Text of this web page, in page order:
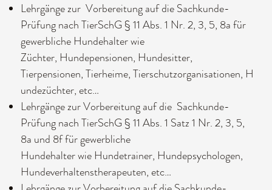
Lehrgänge zur Vorbereitung auf die Sachkunde-
Prüfung nach TierSchG § 11 Abs. 1 Nr. 2, 3, 5, 8a für
gewerbliche Hundehalter wie
Züchter, Hundepensionen, Hundesitter,
Tierpensionen, Tierheime, Tierschutzorganisationen, H
undezüchter, etc…
Lehrgänge zur Vorbereitung auf die Sachkunde-
Prüfung nach TierSchG § 11 Abs. 1 Satz 1 Nr. 2, 3, 5,
8a und 8f für gewerbliche
Hundehalter wie Hundetrainer, Hundepsychologen,
Hundeverhaltenstherapeuten, etc…